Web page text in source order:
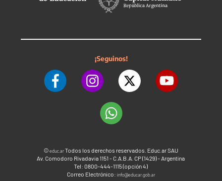
¡Seguinos!
©educ.arTodos los derechos reservados. Educ.ar SAU
Av. Comodoro Rivadavia 1151 - C.A.B.A. CP (1429) - Argentina
Tel: 0800-444-1115 (opción 4)
Correo Electrónico: info@educar.gob.ar